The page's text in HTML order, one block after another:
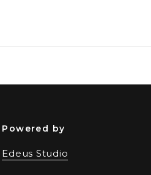
Powered by
Edeus Studio